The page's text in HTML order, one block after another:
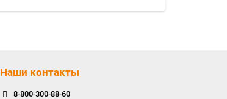
Наши контакты
8-800-300-88-60